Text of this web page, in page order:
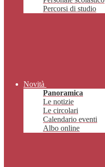
Percorsi di studio
Novità
Panoramica
Le notizie
Le circolari
Calendario eventi
Albo online